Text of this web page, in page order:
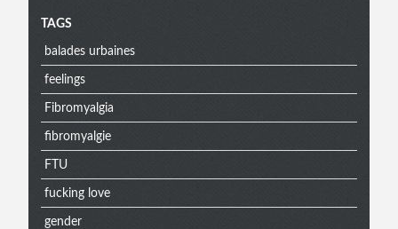
Menu
extra
TAGS
balades urbaines
feelings
Fibromyalgia
fibromyalgie
FTU
fucking love
gender